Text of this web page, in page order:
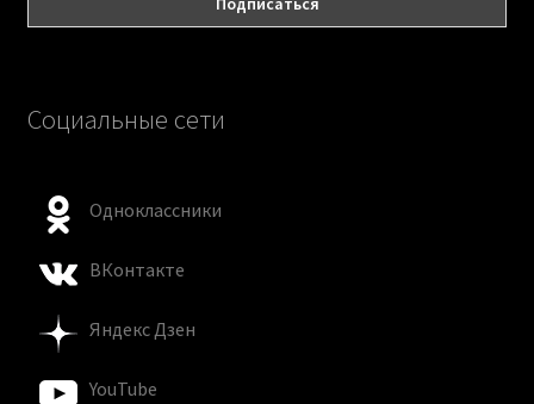
Социальные сети
Одноклассники
ВКонтакте
Яндекс Дзен
YouTube